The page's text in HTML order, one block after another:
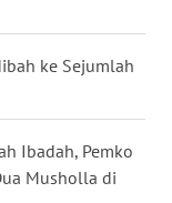
ke Sejumlah
Ibadah, Pemko
Musholla di